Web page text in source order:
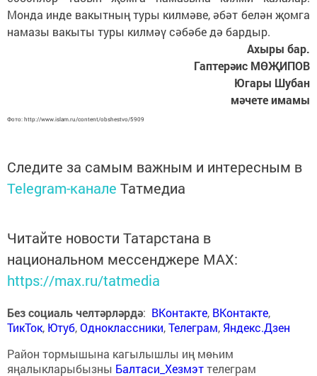
Монда инде вакытның туры килмәве, әбәт белән җомга
намазы вакыты туры килмәү сәбәбе дә бардыр.
Ахыры бар.
Гаптерәис МӨҖИПОВ
Югары Шубан
мәчете имамы
Фото: http://www.islam.ru/content/obshestvo/5909
Следите за самым важным и интересным в
Telegram-канале Татмедиа
Читайте новости Татарстана в
национальном мессенджере MАХ:
https://max.ru/tatmedia
Без социаль челтәрләрдә: ВКонтакте, ВКонтакте,
ТикТок, Ютуб,Одноклассники,Телеграм, Яндекс.Дзен
Район тормышына кагылышлы иң мөһим
яңалыкларыбызны Балтаси_Хезмэттелеграм